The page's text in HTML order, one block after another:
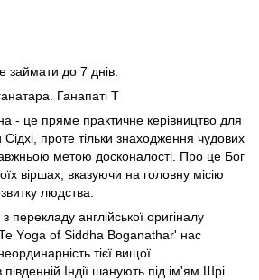
займати до 7 днів.
Ганапаті Т
- це пряме практичне керівництво для
проте тільки знаходження чудових
метою досконалості. Про це Бог
віршах, вказуючи на головну місію
людства.
перекладу англійської оригіналу
Yоgа оf Siddhа Воgаnаthаr' нас
тієї вищої
південній Індії шанують під ім'ям Шрі